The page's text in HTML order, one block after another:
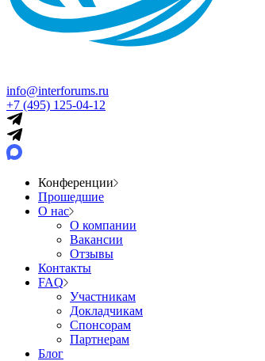
info@interforums.ru
+7 (495) 125-04-12
Конференции
Прошедшие
О нас
О компании
Вакансии
Отзывы
Контакты
FAQ
Участникам
Докладчикам
Спонсорам
Партнерам
Блог